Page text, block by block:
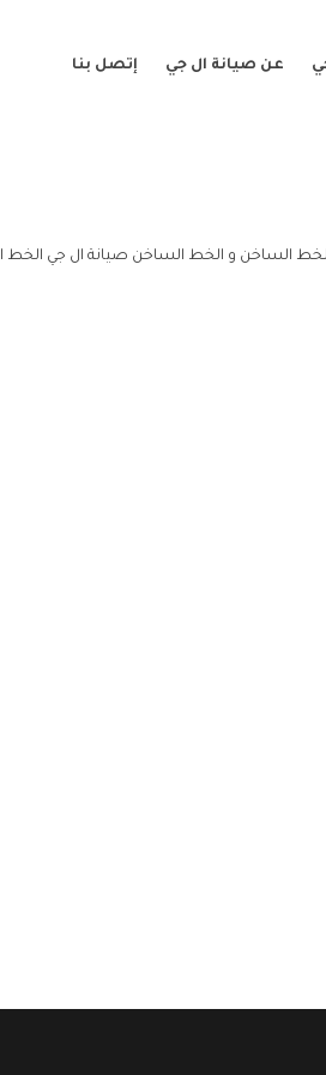
عن صيانة ال جي إتصل بنا
الساخن و الخط الساخن صيانة ال جي الخط